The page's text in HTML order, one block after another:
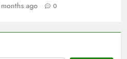
ago 0